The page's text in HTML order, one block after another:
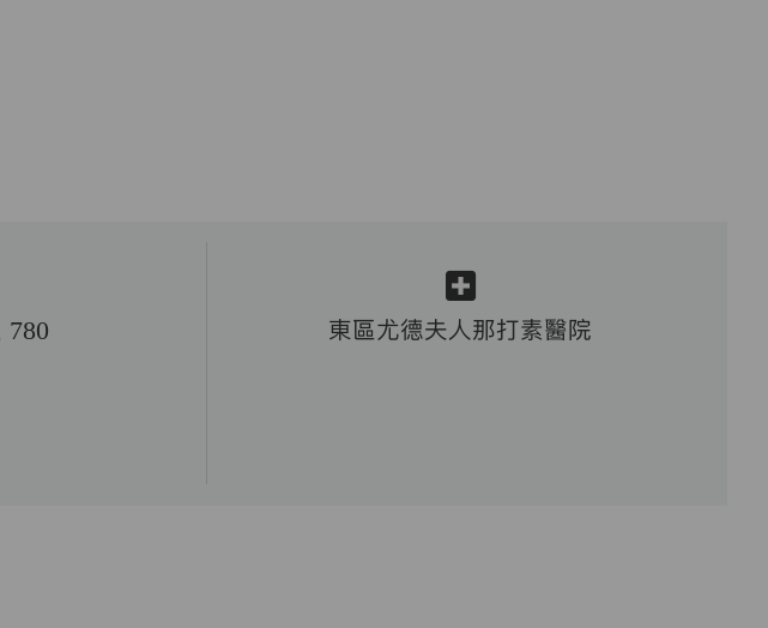
780
東區尤德夫人那打素醫院